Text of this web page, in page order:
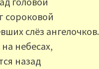
сороковой
слёз ангелочков.
небесах,
назад